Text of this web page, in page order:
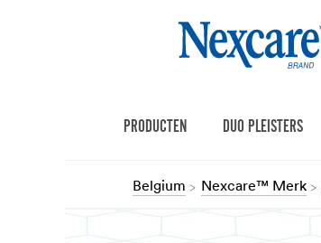
PRODUCTEN DUO PLEISTERS
Belgium Nexcare™ Merk